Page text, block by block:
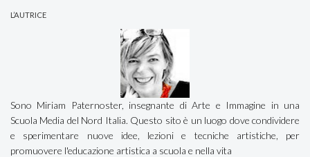
L’AUTRICE
Sono Miriam Paternoster, insegnante di Arte e Immagine in una
Scuola Media del Nord Italia. Questo sito è un luogo dove condividere
e sperimentare nuove idee, lezioni e tecniche artistiche, per
promuovere l'educazione artistica a scuola e nella vita